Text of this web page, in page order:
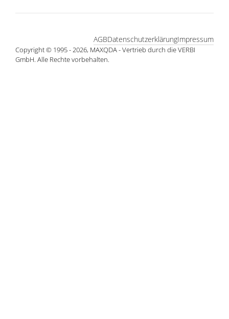
Copyright © 1995 - 2026, MAXQDA - Vertrieb durch die VERBI
GmbH. Alle Rechte vorbehalten.
Impressum
Datenschutzerklärung
AGB